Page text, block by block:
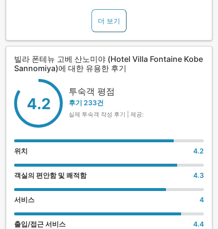
더 보기
빌라 폰테뉴 고베 산노미야 (Hotel Villa Fontaine Kobe
Sannomiya)에 대한 유용한 후기
4.2
투숙객 평점
후기 233건
실제 투숙객 작성 후기 | 제공:
위치 4.2
객실의 편안함 및 쾌적함 4.3
서비스 4
출입/접근 서비스 4.4